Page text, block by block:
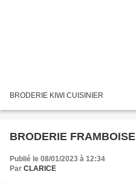
BRODERIE KIWI CUISINIER
BRODERIE FRAMBOISE
Publié le 08/01/2023 à 12:34
Par CLARICE